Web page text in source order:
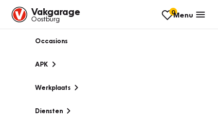
Vakgarage
Oostburg
0Menu
Occasions
APK
Werkplaats
Diensten